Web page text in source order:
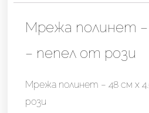
х
от
рози
Мрежа полинет –
– пепел от рози
Мрежа полинет – 48 см х
рози